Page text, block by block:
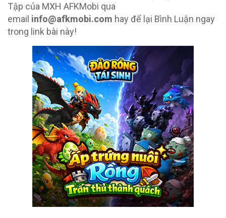
Tập của MXH AFKMobi qua
email info@afkmobi.com hay để lại Bình Luận ngay
trong link bài này!